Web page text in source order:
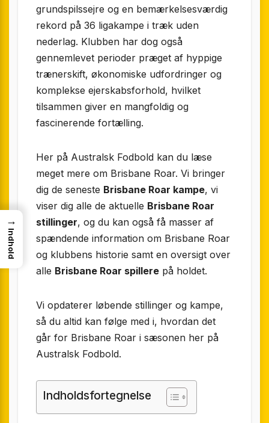
grundspilssejre og en bemærkelsesværdig
rekord på 36 ligakampe i træk uden
nederlag. Klubben har dog også
gennemlevet perioder præget af hyppige
trænerskift, økonomiske udfordringer og
komplekse ejerskabsforhold, hvilket
tilsammen giver en mangfoldig og
fascinerende fortælling.
Her på Australsk Fodbold kan du læse
meget mere om Brisbane Roar. Vi bringer
dig de seneste Brisbane Roar kampe, vi
viser dig alle de aktuelle Brisbane Roar
stillinger, og du kan også få masser af
spændende information om Brisbane Roar
og klubbens historie samt en oversigt over
alle Brisbane Roar spillere på holdet.
Vi opdaterer løbende stillinger og kampe,
så du altid kan følge med i, hvordan det
går for Brisbane Roar i sæsonen her på
Australsk Fodbold.
Indholdsfortegnelse
→
Indhold